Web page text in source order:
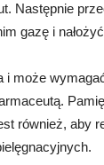
Następnie
gazę i
może
również, aby